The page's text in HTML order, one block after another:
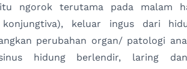
ngorok terutama pada malam
konjungtiva), keluar ingus dari
perubahan organ/ patologi
hidung berlendir, laring